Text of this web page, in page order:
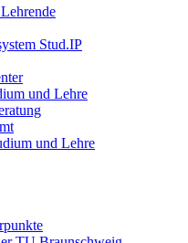
Stud.IP
und Lehre
und Lehre